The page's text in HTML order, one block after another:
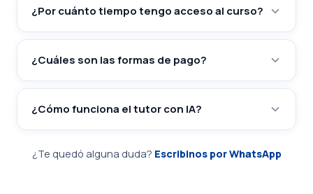
¿Por cuánto tiempo tengo acceso al curso?
¿Cuáles son las formas de pago?
¿Cómo funciona el tutor con IA?
¿Te quedó alguna duda? Escribinos por WhatsApp